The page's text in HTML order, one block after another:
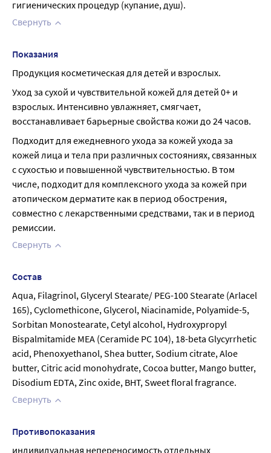
гигиенических процедур (купание, душ).
Свернуть
Показания
Продукция косметическая для детей и взрослых.
Уход за сухой и чувствительной кожей для детей 0+ и
взрослых. Интенсивно увлажняет, смягчает,
восстанавливает барьерные свойства кожи до 24 часов.
Подходит для ежедневного ухода за кожей ухода за
кожей лица и тела при различных состояниях, связанных
с сухостью и повышенной чувствительностью. В том
числе, подходит для комплексного ухода за кожей при
атопическом дерматите как в период обострения,
совместно с лекарственными средствами, так и в период
ремиссии.
Свернуть
Состав
Aqua, Filagrinol, Glyceryl Stearate/ PEG-100 Stearate (Arlacel
165), Cyclomethicone, Glycerol, Niacinamide, Polyamide-5,
Sorbitan Monostearate, Cetyl alcohol, Hydroxypropyl
Bispalmitamide MEA (Ceramide PC 104), 18-beta Glycyrrhetic
acid, Phenoxyethanol, Shea butter, Sodium citrate, Aloe
butter, Citric acid monohydrate, Cocoa butter, Mango butter,
Disodium EDTA, Zinc oxide, BHT, Sweet floral fragrance.
Свернуть
Противопоказания
индивидуальная непереносимость отдельных